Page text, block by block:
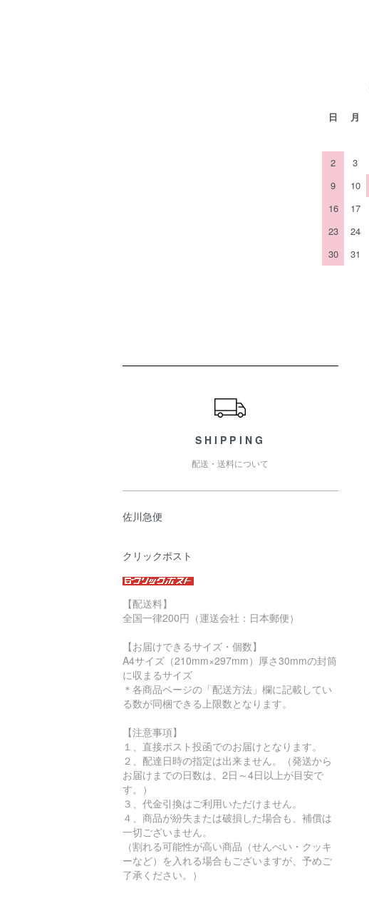
日 月
2
3
9
10
16
17
23
24
30
31
SHIPPING
配送・送料について
佐川急便
クリックポスト
【配送料】
全国一律200円（運送会社：日本郵便）
【お届けできるサイズ・個数】
A4サイズ（210mm×297mm）厚さ30mmの封筒
に収まるサイズ
＊各商品ページの「配送方法」欄に記載してい
る数が同梱できる上限数となります。
【注意事項】
１、直接ポスト投函でのお届けとなります。
２、配達日時の指定は出来ません。（発送から
お届けまでの日数は、2日～4日以上が目安で
す。）
３、代金引換はご利用いただけません。
４、商品が紛失または破損した場合も、補償は
一切ございません。
（割れる可能性が高い商品（せんべい・クッキ
ーなど）を入れる場合もございますが、予めご
了承ください。）